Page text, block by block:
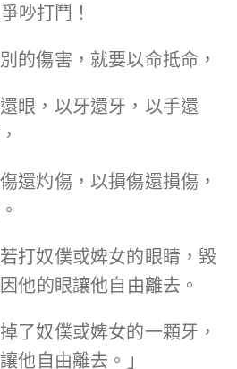
吵打鬥！
的傷害，就要以命抵命，
眼，以牙還牙，以手還
還灼傷，以損傷還損傷，
打奴僕或婢女的眼睛，毀
他的眼讓他自由離去。
了奴僕或婢女的一顆牙，
他自由離去。」